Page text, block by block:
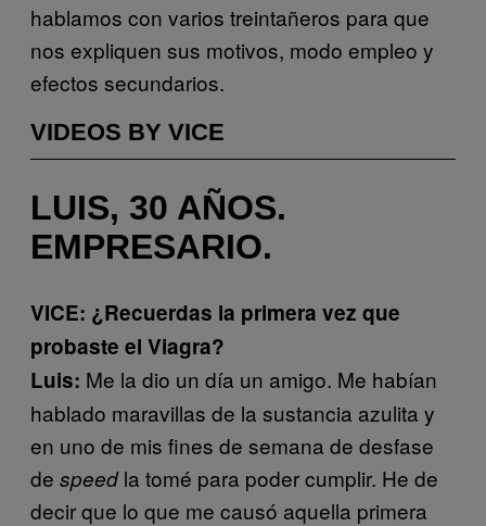
hablamos con varios treintañeros para que
nos expliquen sus motivos, modo empleo y
efectos secundarios.
VIDEOS BY VICE
LUIS, 30 AÑOS.
EMPRESARIO.
VICE: ¿Recuerdas la primera vez que
probaste el Viagra?
Luis: Me la dio un día un amigo. Me habían
hablado maravillas de la sustancia azulita y
en uno de mis fines de semana de desfase
de speedla tomé para poder cumplir. He de
decir que lo que me causó aquella primera